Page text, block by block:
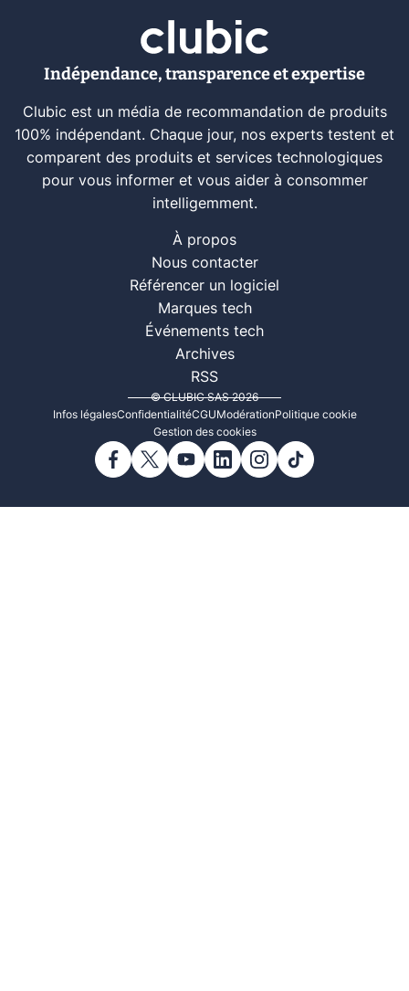
Indépendance, transparence et expertise
Clubic est un média de recommandation de produits
100% indépendant. Chaque jour, nos experts testent et
comparent des produits et services technologiques
pour vous informer et vous aider à consommer
intelligemment.
À propos
Nous contacter
Référencer un logiciel
Marques tech
Événements tech
Archives
RSS
© CLUBIC SAS 2026
Infos légalesConfidentialitéCGUModérationPolitique cookie
Gestion des cookies